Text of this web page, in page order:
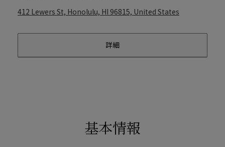
412 Lewers St, Honolulu, HI 96815, United States
詳細
基本情報